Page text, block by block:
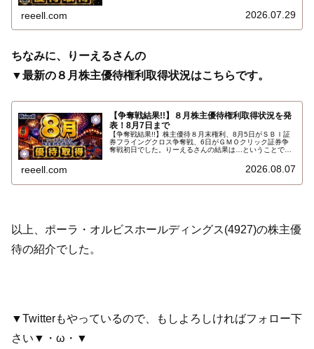
reeell.com 2026.07.29
ちなみに、りーえるさんの
▼最新の８月株主優待権利取得状況はこちらです。
【争奪戦結果!!】８月株主優待権利取得状況を発
表！8月7日まで
【争奪戦結果!!】株主優待８月末権利、8月5日がＳＢＩ証
券フライングクロス争奪戦、6日がＧＭＯクリック証券争
奪戦初日でした。りーえるさんの結果は…ということで、
含む）を報告します。最新の取得状況はこちらです…
reeell.com 2026.08.07
以上、ポーラ・オルビスホールディングス(4927)の株主優
待の紹介でした。
▼Twitterもやっているので、もしよろしければフォロー下
さい▼・ω・▼